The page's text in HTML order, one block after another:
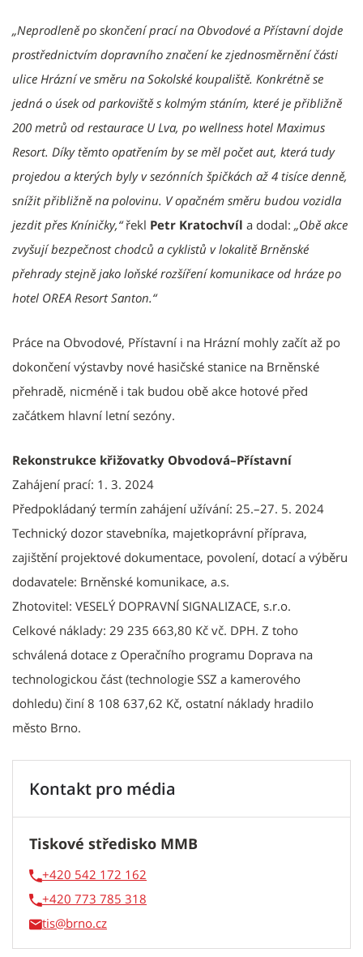
„Neprodleně po skončení prací na Obvodové a Přístavní dojde
prostřednictvím dopravního značení ke zjednosměrnění části
ulice Hrázní ve směru na Sokolské koupaliště. Konkrétně se
jedná o úsek od parkoviště s kolmým stáním, které je přibližně
200 metrů od restaurace U Lva, po wellness hotel Maximus
Resort. Díky těmto opatřením by se měl počet aut, která tudy
projedou a kterých byly v sezónních špičkách až 4 tisíce denně,
snížit přibližně na polovinu. V opačném směru budou vozidla
jezdit přes Kníničky,“řekl Petr Kratochvíl a dodal: „Obě akce
zvyšují bezpečnost chodců a cyklistů v lokalitě Brněnské
přehrady stejně jako loňské rozšíření komunikace od hráze po
hotel OREA Resort Santon.“
Práce na Obvodové, Přístavní i na Hrázní mohly začít až po
dokončení výstavby nové hasičské stanice na Brněnské
přehradě, nicméně i tak budou obě akce hotové před
začátkem hlavní letní sezóny.
Rekonstrukce křižovatky Obvodová–Přístavní
Zahájení prací: 1. 3. 2024
Předpokládaný termín zahájení užívání: 25.–27. 5. 2024
Technický dozor stavebníka, majetkoprávní příprava,
zajištění projektové dokumentace, povolení, dotací a výběru
dodavatele: Brněnské komunikace, a.s.
Zhotovitel: VESELÝ DOPRAVNÍ SIGNALIZACE, s.r.o.
Celkové náklady: 29 235 663,80 Kč vč. DPH. Z toho
schválená dotace z Operačního programu Doprava na
technologickou část (technologie SSZ a kamerového
dohledu) činí 8 108 637,62 Kč, ostatní náklady hradilo
město Brno.
Kontakt pro média
Tiskové středisko MMB
+420 542 172 162
+420 773 785 318
tis